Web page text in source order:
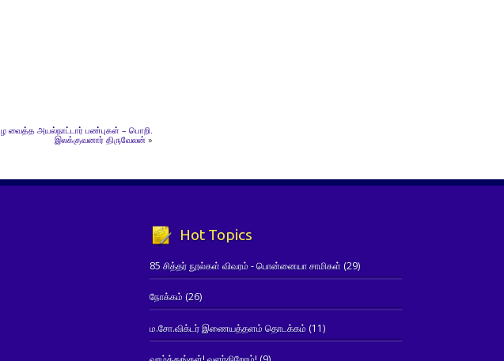
வைத்த அயல்நாட்டார் பண்புகள் – பொறி.
இலக்குவனார் திருவேலன்»
Hot Topics
85 சித்தர் நூல்கள் விவரம் - பொன்னையா சாமிகள் (29)
நோக்கம் (26)
ம.சோ.விக்டர் இணையத்தளம் தொடக்கம் (11)